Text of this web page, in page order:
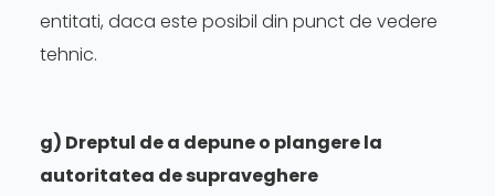
entitati, daca este posibil din punct de vedere
tehnic.
g) Dreptul de a depune o plangere la
autoritatea de supraveghere